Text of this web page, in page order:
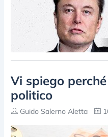
Vi spiego
politico
Guido Salerno Aletta